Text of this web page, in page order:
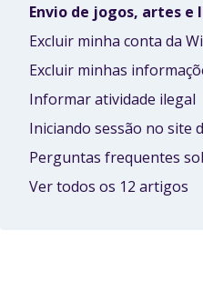
Envio de jogos, artes e
Excluir minha conta da
Excluir minhas
Informar atividade ilegal
Iniciando sessão no site
Perguntas frequentes
Ver todos os 12 artigos